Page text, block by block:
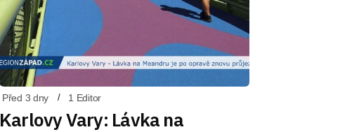
Před 3 dny 1 Editor
Karlovy Vary: Lávka na